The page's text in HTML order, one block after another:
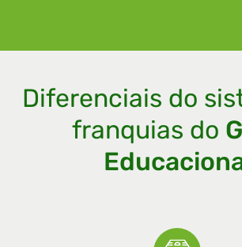
Diferenciais do
franquias do